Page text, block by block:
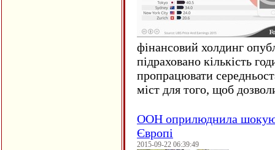
фінансовий холдинг
підраховано кількість
пропрацювати
міст для того, щоб
ООН оприлюднила
Європі
2015-09-22 06:39:49